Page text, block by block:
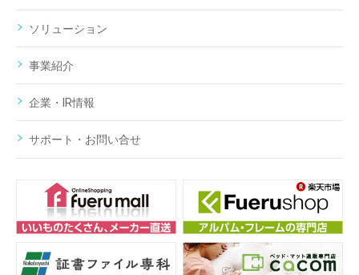
ソリューション
事業紹介
企業・IR情報
サポート・お問い合せ